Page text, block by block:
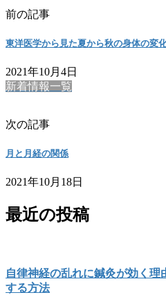
前の記事
東洋医学から見た夏から秋の身体の変
2021年10月4日
新着情報一覧
次の記事
月と月経の関係
2021年10月18日
最近の投稿
自律神経の乱れに鍼灸が効く
する方法